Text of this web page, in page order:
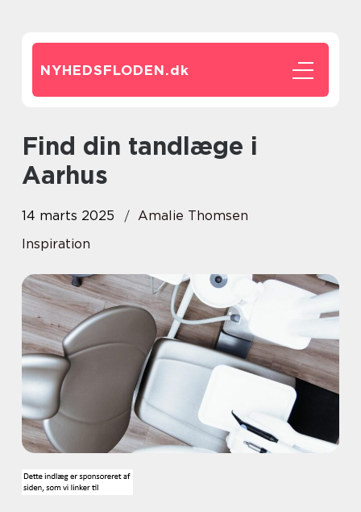
NYHEDSFLODEN.dk
Find din tandlæge i
Aarhus
14 marts 2025
Amalie Thomsen
Inspiration